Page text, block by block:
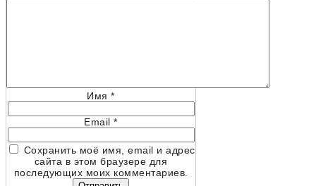
Имя*
Email*
Сохранить моё имя, email и адрес
сайта в этом браузере для
последующих моих комментариев.